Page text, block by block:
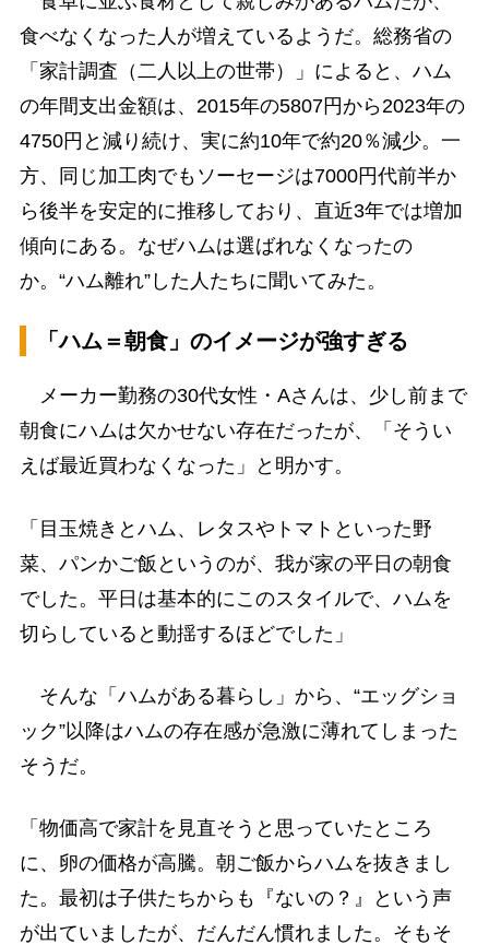
食べなくなった人が増えているようだ。総務省の
「家計調査（二人以上の世帯）」によると、ハム
の年間支出金額は、2015年の5807円から2023年の
4750円と減り続け、実に約10年で約20％減少。一
方、同じ加工肉でもソーセージは7000円代前半か
ら後半を安定的に推移しており、直近3年では増加
傾向にある。なぜハムは選ばれなくなったの
か。“ハム離れ”した人たちに聞いてみた。
「ハム＝朝食」のイメージが強すぎる
メーカー勤務の30代女性・Aさんは、少し前まで
朝食にハムは欠かせない存在だったが、「そうい
えば最近買わなくなった」と明かす。
「目玉焼きとハム、レタスやトマトといった野
菜、パンかご飯というのが、我が家の平日の朝食
でした。平日は基本的にこのスタイルで、ハムを
切らしていると動揺するほどでした」
そんな「ハムがある暮らし」から、“エッグショ
ック”以降はハムの存在感が急激に薄れてしまった
そうだ。
「物価高で家計を見直そうと思っていたところ
に、卵の価格が高騰。朝ご飯からハムを抜きまし
た。最初は子供たちからも『ないの？』という声
が出ていましたが、だんだん慣れました。そもそ